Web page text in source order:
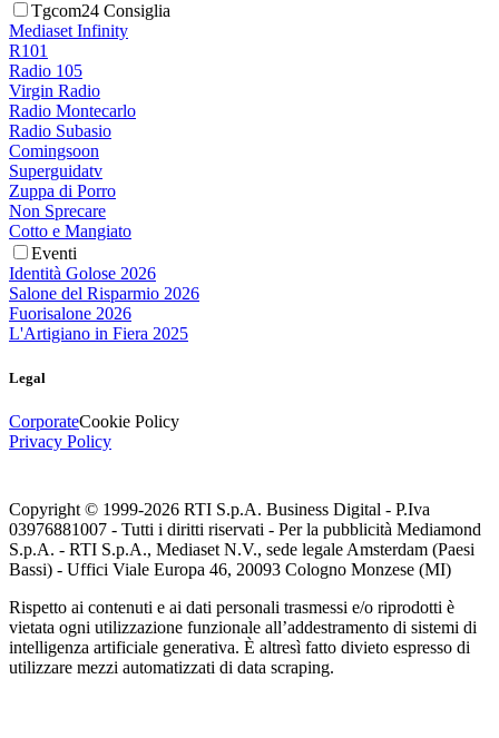
Tgcom24 Consiglia
Mediaset Infinity
R101
Radio 105
Virgin Radio
Radio Montecarlo
Radio Subasio
Comingsoon
Superguidatv
Zuppa di Porro
Non Sprecare
Cotto e Mangiato
Eventi
Identità Golose 2026
Salone del Risparmio 2026
Fuorisalone 2026
L'Artigiano in Fiera 2025
Legal
CorporateCookie Policy
Privacy Policy
Copyright © 1999-2026 RTI S.p.A. Business Digital - P.Iva
03976881007 - Tutti i diritti riservati - Per la pubblicità Mediamond
S.p.A. - RTI S.p.A., Mediaset N.V., sede legale Amsterdam (Paesi
Bassi) - Uffici Viale Europa 46, 20093 Cologno Monzese (MI)
Rispetto ai contenuti e ai dati personali trasmessi e/o riprodotti è
vietata ogni utilizzazione funzionale all’addestramento di sistemi di
intelligenza artificiale generativa. È altresì fatto divieto espresso di
utilizzare mezzi automatizzati di data scraping.